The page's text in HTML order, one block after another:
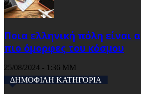
Ποια ελληνική πόλη είναι
πιο όμορφες του κόσμου
25/08/2024 - 1:36 ΜΜ
ΔΗΜΟΦΙΛΗ ΚΑΤΗΓΟΡΙΑ